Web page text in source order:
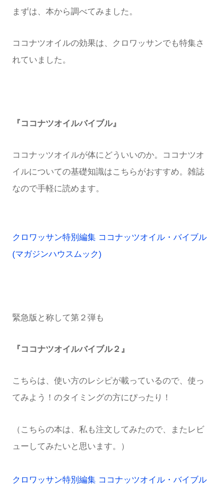
まずは、本から調べてみました。
ココナツオイルの効果は、クロワッサンでも特集さ
れていました。
『ココナツオイルバイブル』
ココナッツオイルが体にどういいのか。ココナツオ
イルについての基礎知識はこちらがおすすめ。雑誌
なので手軽に読めます。
クロワッサン特別編集 ココナッツオイル・バイブル
(マガジンハウスムック)
緊急版と称して第２弾も
『ココナツオイルバイブル２』
こちらは、使い方のレシピが載っているので、使っ
てみよう！のタイミングの方にぴったり！
（こちらの本は、私も注文してみたので、またレビ
ューしてみたいと思います。）
クロワッサン特別編集 ココナッツオイル・バイブル